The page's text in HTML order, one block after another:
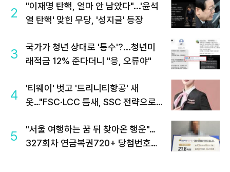
2
"이재명 탄핵, 얼마 안 남았다"...'윤석
열 탄핵' 맞힌 무당, '성지글' 등장
3
국가가 청년 상대로 '통수'?...청년미
래적금 12% 준다더니 "응, 오류야"
4
'티웨이' 벗고 '트리니티항공' 새
옷…"FSC·LCC 틈새, SSC 전략으로
5
"서울 여행하는 꿈 뒤 찾아온 행운"…
327회차 연금복권720+ 당첨번호조